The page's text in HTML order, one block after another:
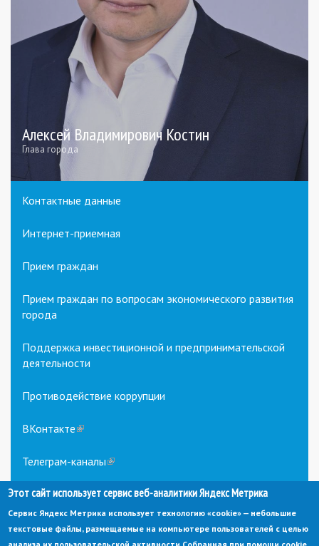
Алексей Владимирович Костин
Глава города
Контактные данные
Интернет-приемная
Прием граждан
Прием граждан по вопросам экономического развития
города
Поддержка инвестиционной и предпринимательской
деятельности
Противодействие коррупции
ВКонтакте(link
external)
Телеграм-каналы(link
external)
Этот сайт использует сервис веб-аналитики Яндекс Метрика
Сервис Яндекс Метрика использует технологию «cookie» — небольшие
текстовые файлы, размещаемые на компьютере пользователей с целью